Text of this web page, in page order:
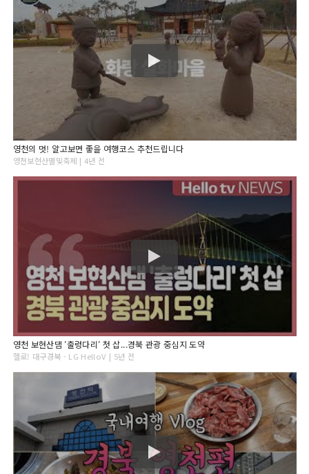
영천의 멋! 알고보면 좋을 여행코스 추천드립니다
영천보현산별빛축제 | 4년 전
영천 보현산댐 ′출렁다리′ 첫 삽...경북 관광 중심지 도약
헬로! 대구경북 - LG HelloV | 5년 전